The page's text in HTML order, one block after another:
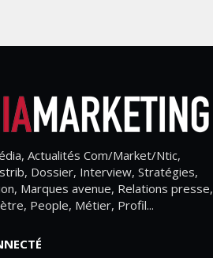
Actualités Com/Market/Ntic,
Dossier, Interview, Stratégies,
Marques avenue, Relations presse,
People, Métier, Profil...